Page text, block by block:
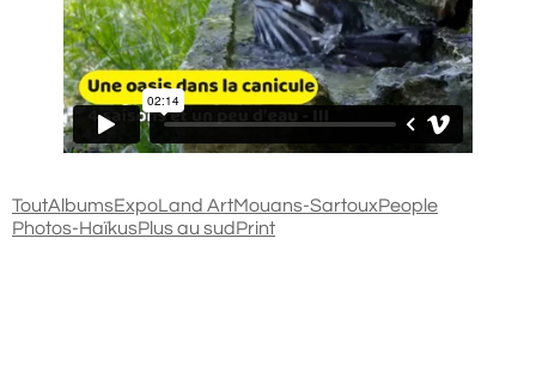
ToutAlbumsExpoLand ArtMouans-SartouxPeople
Photos-HaïkusPlus au sudPrint